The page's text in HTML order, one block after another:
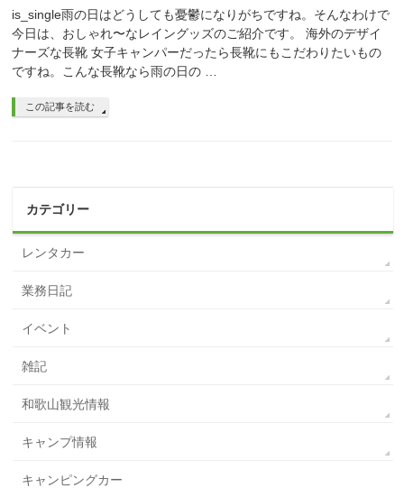
is_single雨の日はどうしても憂鬱になりがちですね。そんなわけで
今日は、おしゃれ〜なレイングッズのご紹介です。 海外のデザイ
ナーズな長靴 女子キャンパーだったら長靴にもこだわりたいもの
ですね。こんな長靴なら雨の日の …
この記事を読む
カテゴリー
レンタカー
業務日記
イベント
雑記
和歌山観光情報
キャンプ情報
キャンピングカー